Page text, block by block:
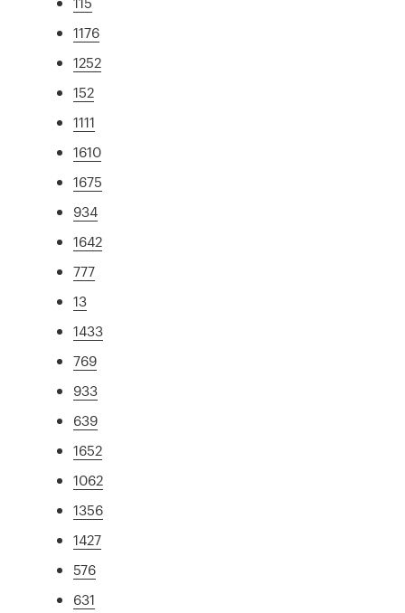
1176
1252
152
1111
1610
1675
934
1642
777
13
1433
769
933
639
1652
1062
1356
1427
576
631